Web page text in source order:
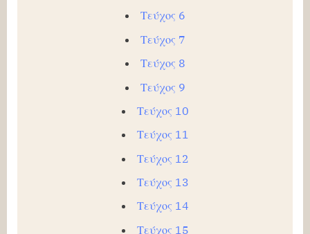
Τεύχος 6
Τεύχος 7
Τεύχος 8
Τεύχος 9
Τεύχος 10
Τεύχος 11
Τεύχος 12
Τεύχος 13
Τεύχος 14
Τεύχος 15